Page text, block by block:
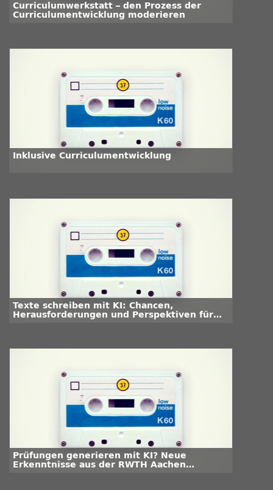
Curriculumwerkstatt – den Prozess der
Curriculumentwicklung moderieren
Inklusive Curriculumentwicklung
Texte schreiben mit KI: Chancen,
Herausforderungen und Perspektiven für
Prüfungen generieren mit KI? Neue
Erkenntnisse aus der RWTH Aachen